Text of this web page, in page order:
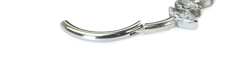
Industrial